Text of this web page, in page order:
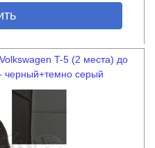
T-5 (2 места) до
черный+темно серый